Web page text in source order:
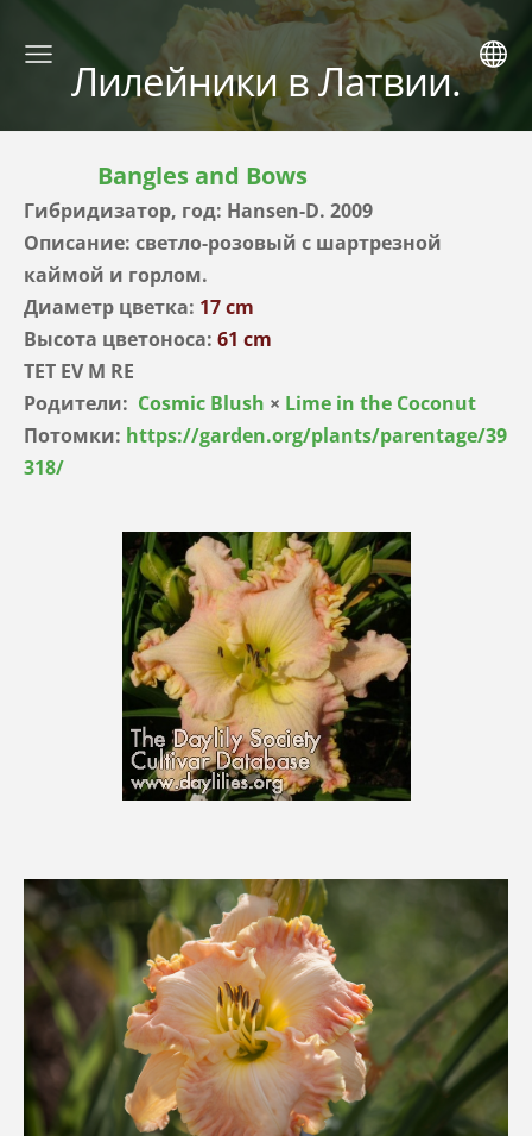
Лилейники в Латвии.
Bangles and Bows
Гибридизатор, год: Hansen-D. 2009
Описание: светло-розовый с шартрезной
каймой и горлом.
Диаметр цветка: 17 cm
Высота цветоноса: 61 cm
TET EV M RE
Родители: Cosmic Blush × Lime in the Coconut
Потомки: https://garden.org/plants/parentage/39
318/